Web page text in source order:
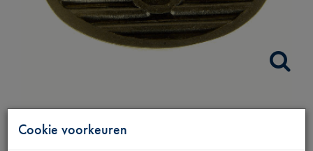
PEDAALRUBBER
Cookie voorkeuren